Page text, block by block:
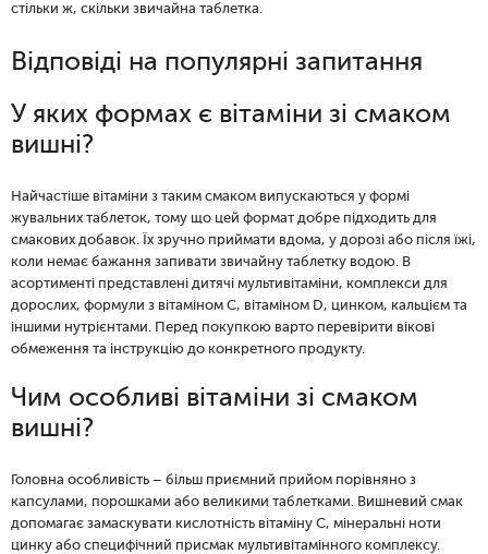
стільки ж, скільки звичайна таблетка.
Відповіді на популярні запитання
У яких формах є вітаміни зі смаком
вишні?
Найчастіше вітаміни з таким смаком випускаються у формі
жувальних таблеток, тому що цей формат добре підходить для
смакових добавок. Їх зручно приймати вдома, у дорозі або після їжі,
коли немає бажання запивати звичайну таблетку водою. В
асортименті представлені дитячі мультивітаміни, комплекси для
дорослих, формули з вітаміном C, вітаміном D, цинком, кальцієм та
іншими нутрієнтами. Перед покупкою варто перевірити вікові
обмеження та інструкцію до конкретного продукту.
Чим особливі вітаміни зі смаком
вишні?
Головна особливість – більш приємний прийом порівняно з
капсулами, порошками або великими таблетками. Вишневий смак
допомагає замаскувати кислотність вітаміну C, мінеральні ноти
цинку або специфічний присмак мультивітамінного комплексу.